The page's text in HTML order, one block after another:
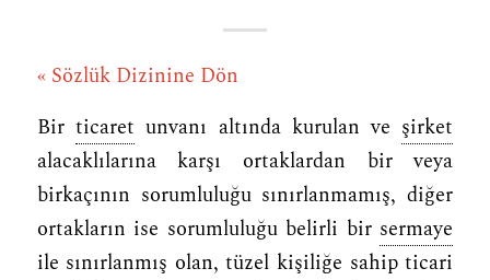
« Sözlük Dizinine Dön
Bir ticaret unvanı altında kurulan ve şirket
alacaklılarına karşı ortaklardan bir veya
birkaçının sorumluluğu sınırlanmamış, diğer
ortakların ise sorumluluğu belirli bir sermaye
ile sınırlanmış olan, tüzel kişiliğe sahip ticari